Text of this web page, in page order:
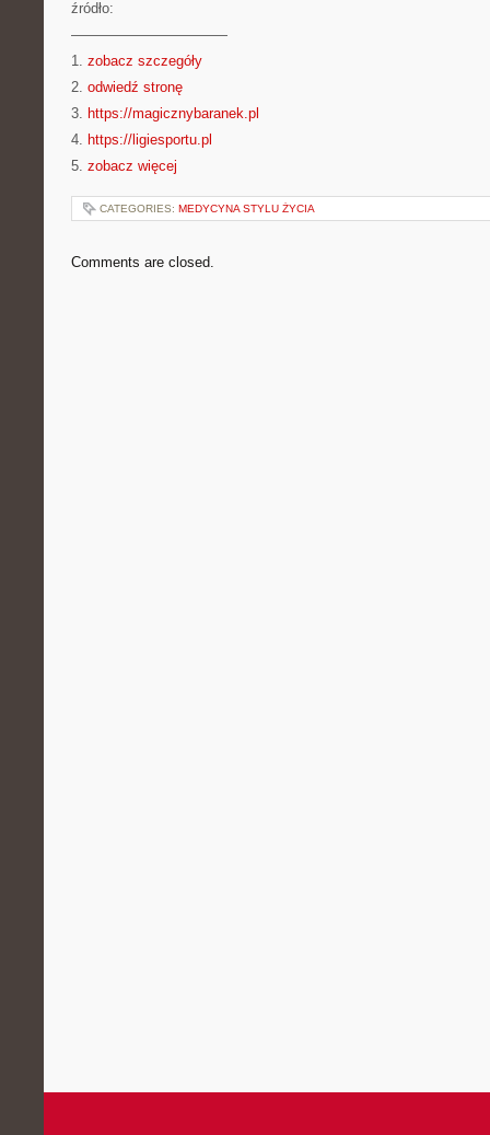
źródło:
———————————
1. zobacz szczegóły
2. odwiedź stronę
3. https://magicznybaranek.pl
4. https://ligiesportu.pl
5. zobacz więcej
CATEGORIES: MEDYCYNA STYLU ŻYCIA
Comments are closed.